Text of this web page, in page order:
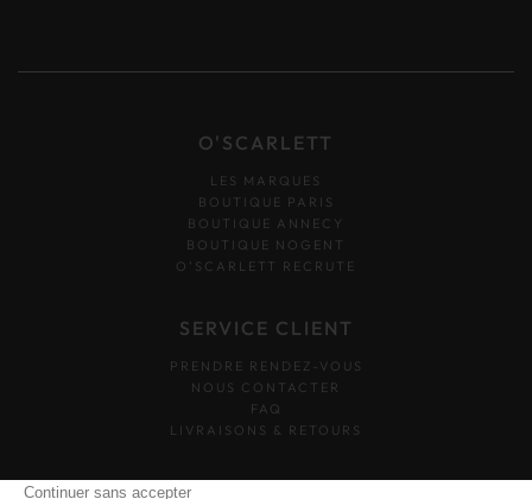
O'SCARLETT
LES MARQUES
BOUTIQUE PARIS
BOUTIQUE ANNECY
BOUTIQUE NOGENT
O’SCARLETT RECRUTE
SERVICE CLIENT
PRENDRE RENDEZ-VOUS
NOUS CONTACTER
FAQ
LIVRAISONS & RETOURS